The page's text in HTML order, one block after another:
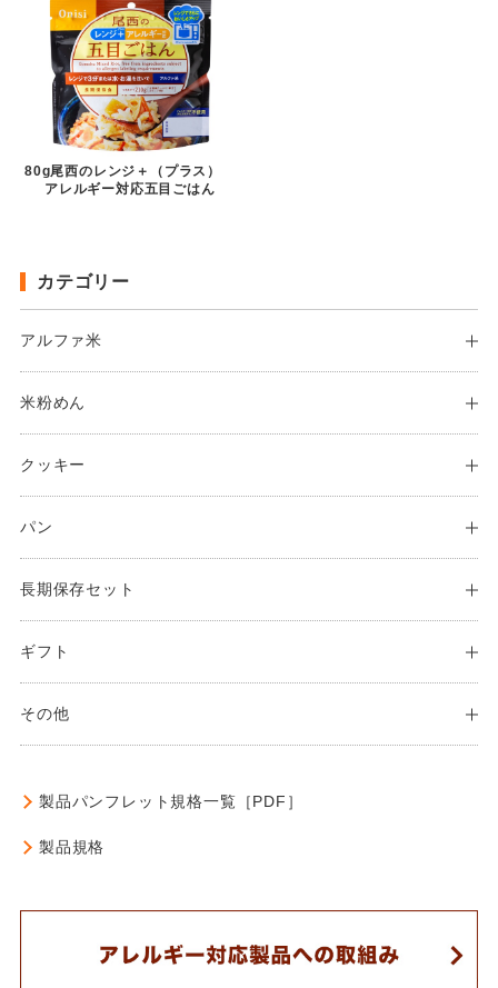
80g尾西のレンジ＋（プラス）
アレルギー対応五目ごはん
カテゴリー
アルファ米
米粉めん
クッキー
パン
長期保存セット
ギフト
その他
製品パンフレット 規格一覧［PDF］
製品規格